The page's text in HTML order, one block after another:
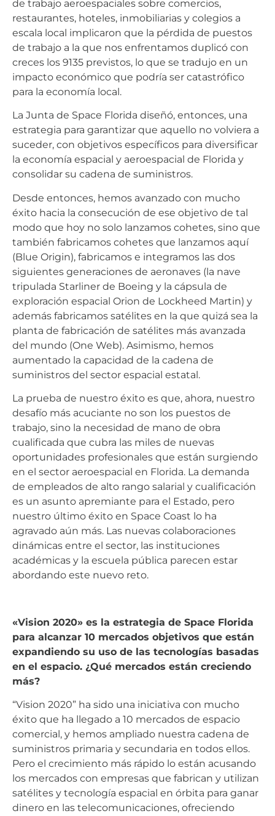
de trabajo aeroespaciales sobre comercios,
restaurantes, hoteles, inmobiliarias y colegios a
escala local implicaron que la pérdida de puestos
de trabajo a la que nos enfrentamos duplicó con
creces los 9135 previstos, lo que se tradujo en un
impacto económico que podría ser catastrófico
para la economía local.
La Junta de Space Florida diseñó, entonces, una
estrategia para garantizar que aquello no volviera a
suceder, con objetivos específicos para diversificar
la economía espacial y aeroespacial de Florida y
consolidar su cadena de suministros.
Desde entonces, hemos avanzado con mucho
éxito hacia la consecución de ese objetivo de tal
modo que hoy no solo lanzamos cohetes, sino que
también fabricamos cohetes que lanzamos aquí
(Blue Origin), fabricamos e integramos las dos
siguientes generaciones de aeronaves (la nave
tripulada Starliner de Boeing y la cápsula de
exploración espacial Orion de Lockheed Martin) y
además fabricamos satélites en la que quizá sea la
planta de fabricación de satélites más avanzada
del mundo (One Web). Asimismo, hemos
aumentado la capacidad de la cadena de
suministros del sector espacial estatal.
La prueba de nuestro éxito es que, ahora, nuestro
desafío más acuciante no son los puestos de
trabajo, sino la necesidad de mano de obra
cualificada que cubra las miles de nuevas
oportunidades profesionales que están surgiendo
en el sector aeroespacial en Florida. La demanda
de empleados de alto rango salarial y cualificación
es un asunto apremiante para el Estado, pero
nuestro último éxito en Space Coast lo ha
agravado aún más. Las nuevas colaboraciones
dinámicas entre el sector, las instituciones
académicas y la escuela pública parecen estar
abordando este nuevo reto.
«Vision 2020» es la estrategia de Space Florida
para alcanzar 10 mercados objetivos que están
expandiendo su uso de las tecnologías basadas
en el espacio. ¿Qué mercados están creciendo
más?
“Vision 2020” ha sido una iniciativa con mucho
éxito que ha llegado a 10 mercados de espacio
comercial, y hemos ampliado nuestra cadena de
suministros primaria y secundaria en todos ellos.
Pero el crecimiento más rápido lo están acusando
los mercados con empresas que fabrican y utilizan
satélites y tecnología espacial en órbita para ganar
dinero en las telecomunicaciones, ofreciendo